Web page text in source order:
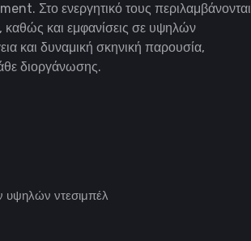
Στο ενεργητικό τους περιλαμβάνονται
καθώς και εμφανίσεις σε υψηλών
και δυναμική σκηνική παρουσία,
διοργάνωσης.
υψηλών ντεσιμπέλ